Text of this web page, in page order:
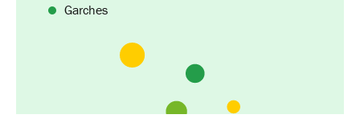
Garches